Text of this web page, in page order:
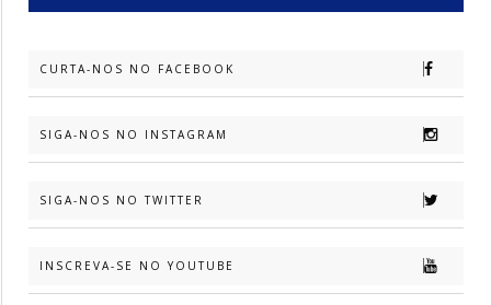
CURTA-NOS NO FACEBOOK
SIGA-NOS NO INSTAGRAM
SIGA-NOS NO TWITTER
INSCREVA-SE NO YOUTUBE